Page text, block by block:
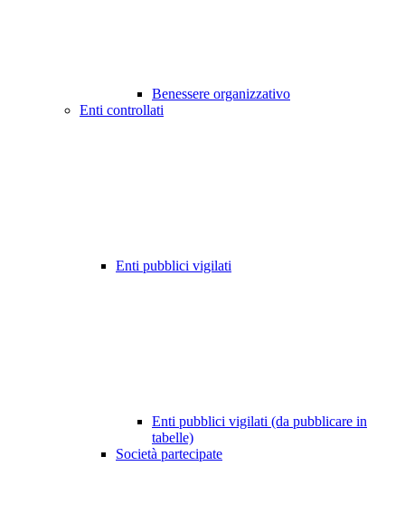
Benessere organizzativo
Enti controllati
Enti pubblici vigilati
Enti pubblici vigilati (da pubblicare in
tabelle)
Società partecipate